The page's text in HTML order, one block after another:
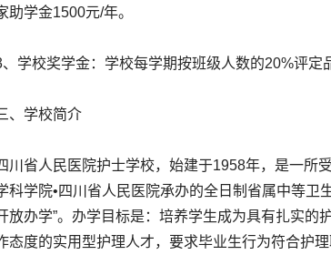
助学金1500元/年。
校奖学金：学校每学期按班级人数的20%评定
学校简介
省人民医院护士学校，始建于1958年，是一所受
科学院•四川省人民医院承办的全日制省属中等卫
放办学”。办学目标是：培养学生成为具有扎实的
态度的实用型护理人才，要求毕业生行为符合护